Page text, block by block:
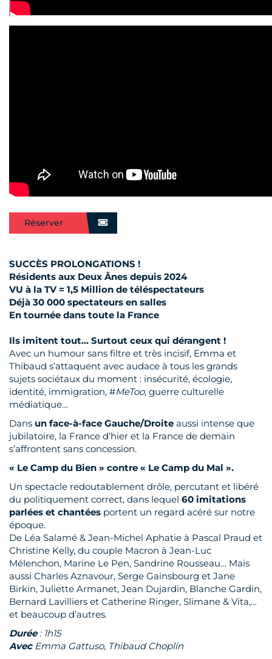
Réserver
SUCCÈS PROLONGATIONS !
Résidents aux Deux Ânes depuis 2024
VU à la TV = 1,5 Million de téléspectateurs
Déjà 30 000 spectateurs en salles
En tournée dans toute la France
Ils imitent tout… Surtout ceux qui dérangent !
Avec un humour sans filtre et très incisif, Emma et
Thibaud s’attaquent avec audace à tous les grands
sujets sociétaux du moment : insécurité, écologie,
identité, immigration, #MeToo, guerre culturelle
médiatique…
Dans un face-à-face Gauche/Droite aussi intense que
jubilatoire, la France d’hier et la France de demain
s’affrontent sans concession.
« Le Camp du Bien » contre « Le Camp du Mal ».
Un spectacle redoutablement drôle, percutant et libéré
du politiquement correct, dans lequel 60 imitations
parlées et chantées portent un regard acéré sur notre
époque.
De Léa Salamé & Jean-Michel Aphatie à Pascal Praud et
Christine Kelly, du couple Macron à Jean-Luc
Mélenchon, Marine Le Pen, Sandrine Rousseau… Mais
aussi Charles Aznavour, Serge Gainsbourg et Jane
Birkin, Juliette Armanet, Jean Dujardin, Blanche Gardin,
Bernard Lavilliers et Catherine Ringer, Slimane & Vita,…
et beaucoup d’autres.
Durée: 1h15
AvecEmma Gattuso, Thibaud Choplin